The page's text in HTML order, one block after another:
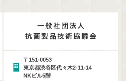
〒151-0053
東京都渋谷区代々木2-11-14
NKビル5階